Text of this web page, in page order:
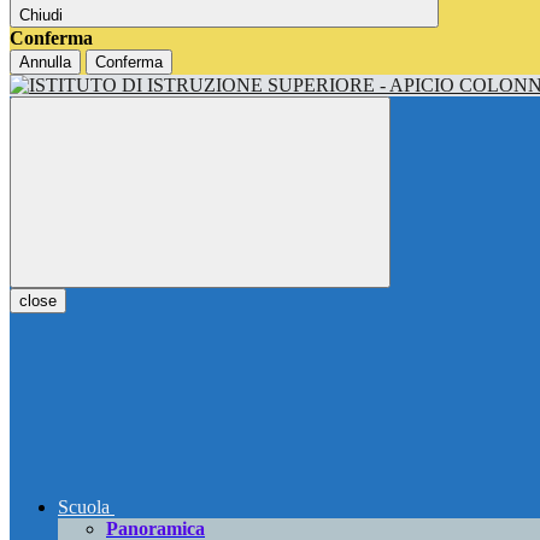
Chiudi
Conferma
Annulla Conferma
close
Scuola
Panoramica